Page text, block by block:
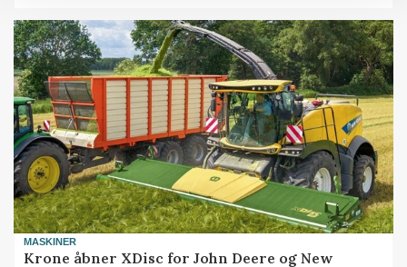
MASKINER
Krone åbner XDisc for John Deere og New